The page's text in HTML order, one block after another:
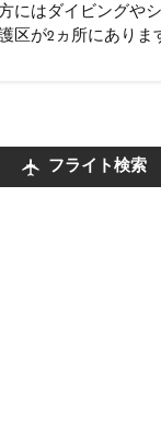
にはダイビングや
区が2ヵ所にありま
フライト検索